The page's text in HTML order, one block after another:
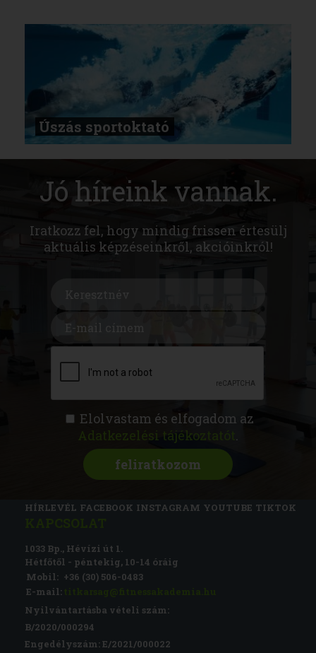
Úszás sportoktató
Jó híreink vannak.
Iratkozz fel, hogy mindig frissen értesülj
aktuális képzéseinkről, akcióinkról!
Elolvastam és elfogadom az
Adatkezelési tájékoztatót .
FITNESS AKADÉMIA
RÓLUNK MAGAZIN
CSATLAKOZZ
HÍRLEVÉL FACEBOOK INSTAGRAM YOUTUBE TIKTOK
1033 Bp., Hévízi út 1.
Hétfőtől - péntekig, 10-14 óráig
Mobil: +36 (30) 506-0483
E-mail:
Nyilvántartásba vételi szám:
B/2020/000294
Engedélyszám: E/2021/000022